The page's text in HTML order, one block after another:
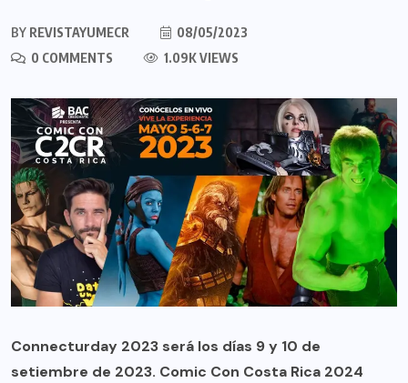
BY REVISTAYUMECR
08/05/2023
0 COMMENTS
1.09K VIEWS
Connecturday 2023 será los días 9 y 10 de
setiembre de 2023. Comic Con Costa Rica 2024